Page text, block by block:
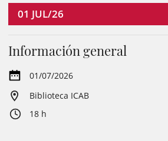
01 JUL/26
Información general
01/07/2026
Biblioteca ICAB
18 h